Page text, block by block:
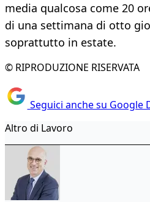
media qualcosa come 20
di una settimana di otto
soprattutto in estate.
© RIPRODUZIONE RISERVATA
Seguici anche su Google
Altro di Lavoro